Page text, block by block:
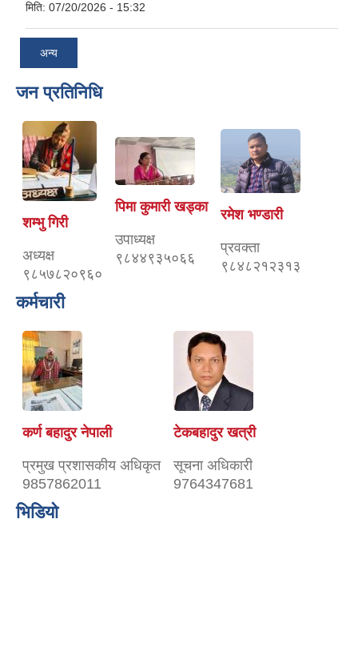
मिति: 07/20/2026 - 15:32
अन्य
जन प्रतिनिधि
शम्भु गिरी
अध्यक्ष
९८५७८२०९६०
पिमा कुमारी खड्का
उपाध्यक्ष
९८४४९३५०६६
रमेश भण्डारी
प्रवक्ता
९८४८२१२३१३
कर्मचारी
कर्ण बहादुर नेपाली
प्रमुख प्रशासकीय अधिकृत
9857862011
टेकबहादुर खत्री
सूचना अधिकारी
9764347681
भिडियो